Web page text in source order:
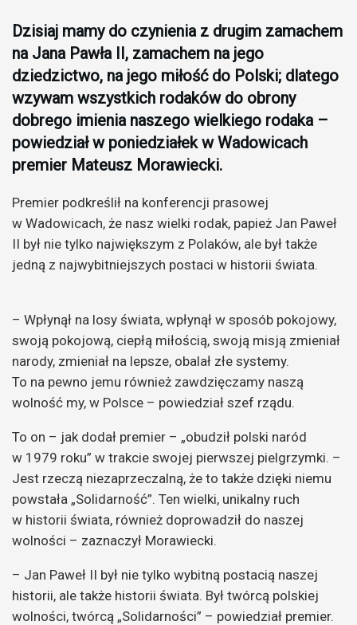
Dzisiaj mamy do czynienia z drugim zamachem
na Jana Pawła II, zamachem na jego
dziedzictwo, na jego miłość do Polski; dlatego
wzywam wszystkich rodaków do obrony
dobrego imienia naszego wielkiego rodaka –
powiedział w poniedziałek w Wadowicach
premier Mateusz Morawiecki.
Premier podkreślił na konferencji prasowej
w Wadowicach, że nasz wielki rodak, papież Jan Paweł
II był nie tylko największym z Polaków, ale był także
jedną z najwybitniejszych postaci w historii świata.
– Wpłynął na losy świata, wpłynął w sposób pokojowy,
swoją pokojową, ciepłą miłością, swoją misją zmieniał
narody, zmieniał na lepsze, obalał złe systemy.
To na pewno jemu również zawdzięczamy naszą
wolność my, w Polsce – powiedział szef rządu.
To on – jak dodał premier – „obudził polski naród
w 1979 roku” w trakcie swojej pierwszej pielgrzymki. –
Jest rzeczą niezaprzeczalną, że to także dzięki niemu
powstała „Solidarność”. Ten wielki, unikalny ruch
w historii świata, również doprowadził do naszej
wolności – zaznaczył Morawiecki.
– Jan Paweł II był nie tylko wybitną postacią naszej
historii, ale także historii świata. Był twórcą polskiej
wolności, twórcą „Solidarności” – powiedział premier.